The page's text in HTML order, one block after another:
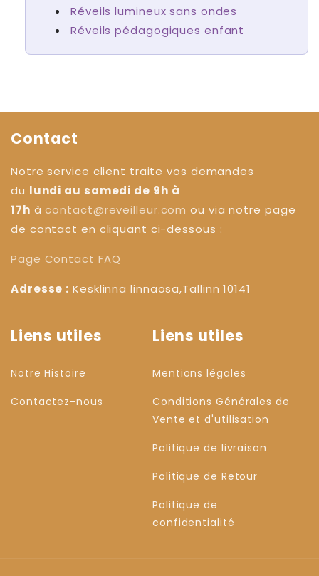
Réveils lumineux sans ondes
Réveils pédagogiques enfant
Contact
Notre service client traite vos demandes
du lundi au samedi de 9h à
17h àcontact@reveilleur.com ou via notre page
de contact en cliquant ci-dessous :
Page Contact FAQ
Adresse : Kesklinna linnaosa,Tallinn 10141
Liens utiles
Notre Histoire
Contactez-nous
Liens utiles
Mentions légales
Conditions Générales de
Vente et d'utilisation
Politique de livraison
Politique de Retour
Politique de
confidentialité